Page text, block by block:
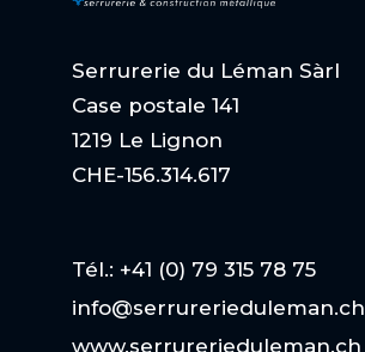
Serrurerie du Léman Sàrl
Case postale 141
1219 Le Lignon
CHE-156.314.617
Tél.: +41 (0) 79 315 78 75
info@serrurerieduleman.ch
www.serrurerieduleman.ch